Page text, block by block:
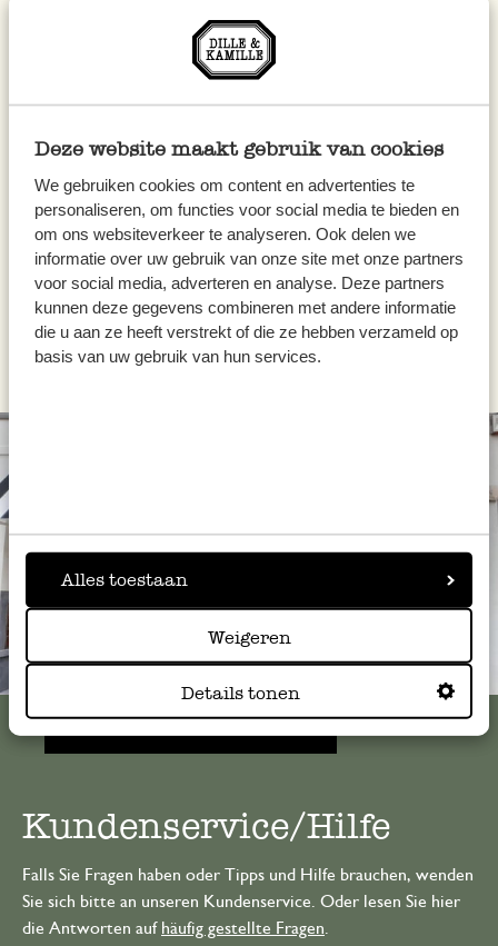
Deze website maakt gebruik van cookies
We gebruiken cookies om content en advertenties te
personaliseren, om functies voor social media te bieden en
om ons websiteverkeer te analyseren. Ook delen we
informatie over uw gebruik van onze site met onze partners
voor social media, adverteren en analyse. Deze partners
kunnen deze gegevens combineren met andere informatie
die u aan ze heeft verstrekt of die ze hebben verzameld op
basis van uw gebruik van hun services.
Alles toestaan
Weigeren
Details tonen
Himalaya- Salzbrocken, 200 g
9,95
49,75 / kg
inkl. MwSt zzgl. Versandkosten
Immer in der Nähe
Alle 62 Geschäfte anzeigen
Kundenservice/Hilfe
Falls Sie Fragen haben oder Tipps und Hilfe brauchen, wenden
Sie sich bitte an unseren Kundenservice. Oder lesen Sie hier
die Antworten auf häufig gestellte Fragen